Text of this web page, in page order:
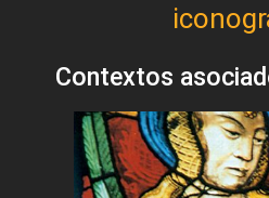
Contextos